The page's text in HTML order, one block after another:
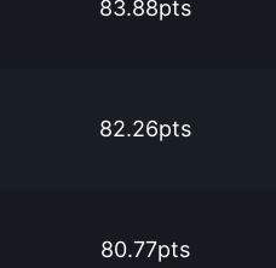
83.88pts
82.26pts
80.77pts